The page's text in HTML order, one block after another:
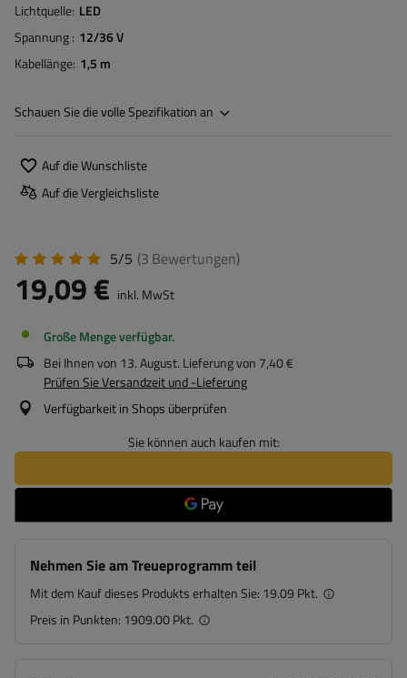
Lichtquelle LED
Spannung 12/36 V
Kabellänge 1,5 m
Schauen Sie die volle Spezifikation an
Auf die Wunschliste
Auf die Vergleichsliste
5/5 (3 Bewertungen)
19,09 € inkl. MwSt
Große Menge verfügbar
Bei Ihnen von 13. August. Lieferung von 7,40 €
Prüfen Sie Versandzeit und -Lieferung
Verfügbarkeit in Shops überprüfen
Sie können auch kaufen mit:
Nehmen Sie am Treueprogramm teil
Mit dem Kauf dieses Produkts erhalten Sie: 19.09 Pkt.
Preis in Punkten: 1909.00 Pkt.